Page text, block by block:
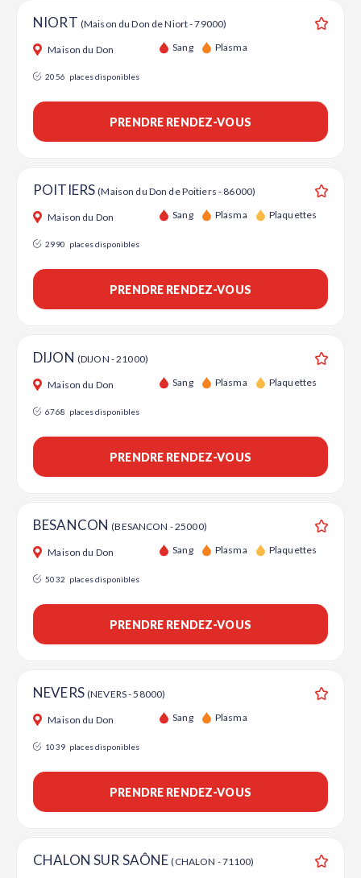
NIORT (Maison du Don de Niort - 79000)
Maison du Don Sang Plasma
2056 places disponibles
PRENDRE RENDEZ-VOUS
POITIERS(Maison du Don de Poitiers - 86000)
Maison du Don Sang Plasma Plaquettes
2990 places disponibles
PRENDRE RENDEZ-VOUS
DIJON (DIJON - 21000)
Maison du Don Sang Plasma Plaquettes
6768 places disponibles
PRENDRE RENDEZ-VOUS
BESANCON(BESANCON - 25000)
Maison du Don Sang Plasma Plaquettes
5032 places disponibles
PRENDRE RENDEZ-VOUS
NEVERS (NEVERS - 58000)
Maison du Don Sang Plasma
1039 places disponibles
PRENDRE RENDEZ-VOUS
CHALON SUR SAÔNE(CHALON - 71100)